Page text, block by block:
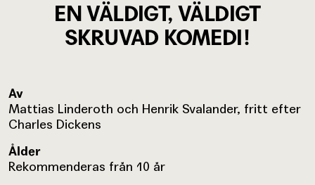
EN VÄLDIGT, VÄLDIGT
SKRUVAD KOMEDI!
Av
Mattias Linderoth och Henrik Svalander, fritt efter
Charles Dickens
Ålder
Rekommenderas från 10 år